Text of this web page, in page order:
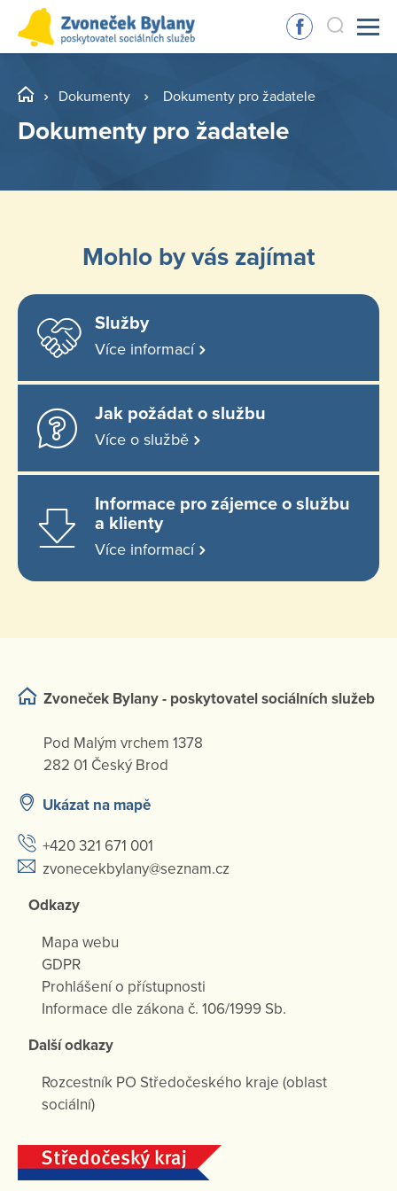
Dokumenty Dokumenty pro žadatele
Dokumenty pro žadatele
Mohlo by vás zajímat
Služby
Více informací
Jak požádat o službu
Více o službě
Informace pro zájemce o službu
a klienty
Více informací
Zvoneček Bylany - poskytovatel sociálních služeb
Pod Malým vrchem 1378
282 01 Český Brod
Ukázat na mapě
+420 321 671 001
zvonecekbylany@seznam.cz
Odkazy
Mapa webu
GDPR
Prohlášení o přístupnosti
Informace dle zákona č. 106/1999 Sb.
Další odkazy
Rozcestník PO Středočeského kraje (oblast
sociální)